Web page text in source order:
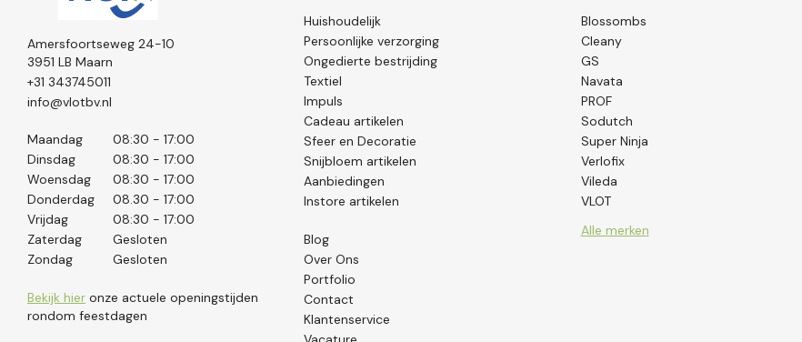
Amersfoortseweg 24-10
3951 LB Maarn
+31 343745011
info@vlotbv.nl
Maandag
08:30 - 17:00
Dinsdag
08:30 - 17:00
Woensdag
08:30 - 17:00
Donderdag
08.30 - 17:00
Vrijdag
08:30 - 17:00
Zaterdag
Gesloten
Zondag
Gesloten
Bekijk hier onze actuele openingstijden
rondom feestdagen
Huishoudelijk
Persoonlijke verzorging
Ongedierte bestrijding
Textiel
Impuls
Cadeau artikelen
Sfeer en Decoratie
Snijbloem artikelen
Aanbiedingen
Instore artikelen
Blog
Over Ons
Portfolio
Contact
Klantenservice
Blossombs
Cleany
GS
Navata
PROF
Sodutch
Super Ninja
Verlofix
Vileda
VLOT
Alle merken